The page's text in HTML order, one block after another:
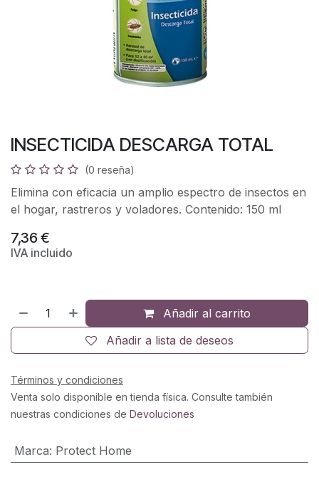
INSECTICIDA DESCARGA TOTAL
(0 reseña)
Elimina con eficacia un amplio espectro de insectos en
el hogar, rastreros y voladores. Contenido: 150 ml
7,36 €
IVA incluido
Añadir al carrito
Añadir a lista de deseos
Términos y condiciones
Venta solo disponible en tienda física. Consulte también
nuestras condiciones de Devoluciones
Marca: Protect Home